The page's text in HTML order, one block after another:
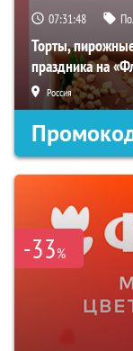
07:31:47
Торты,
праздника на
Россия
-33%